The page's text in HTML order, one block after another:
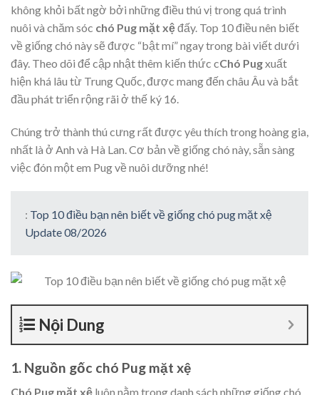
không khỏi bất ngờ bởi những điều thú vị trong quá trình
nuôi và chăm sóc chó Pug mặt xệđấy. Top 10 điều nên biết
về giống chó này sẽ được “bật mí” ngay trong bài viết dưới
đây. Theo dõi để cập nhật thêm kiến thức cChó Pugxuất
hiện khá lâu từ Trung Quốc, được mang đến châu Âu và bắt
đầu phát triển rộng rãi ở thế ký 16.
Chúng trở thành thú cưng rất được yêu thích trong hoàng gia,
nhất là ở Anh và Hà Lan. Cơ bản về giống chó này, sẵn sàng
việc đón một em Pug về nuôi dưỡng nhé!
: Top 10 điều bạn nên biết về giống chó pug mặt xệ
Update 08/2026
Nội Dung
1. Nguồn gốc chó Pug mặt xệ
Chó Pug mặt xệ luôn nằm trong danh sách những giống chó